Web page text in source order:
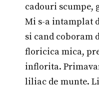
cadouri scumpe,
Mi s-a intamplat
si cand coboram
floricica mica,
inflorita.
liliac de munte.